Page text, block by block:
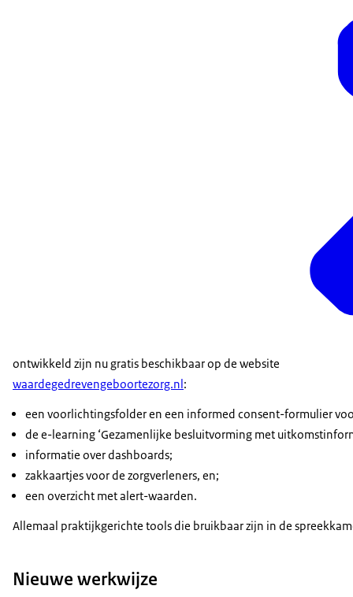
ontwikkeld zijn nu gratis beschikbaar op de website
waardegedrevengeboortezorg.nl :
een voorlichtingsfolder en een informed consent-formulier
de e-learning ‘Gezamenlijke besluitvorming met
informatie over dashboards;
zakkaartjes voor de zorgverleners, en;
een overzicht met alert-waarden.
Allemaal praktijkgerichte tools die bruikbaar zijn in de
Nieuwe werkwijze